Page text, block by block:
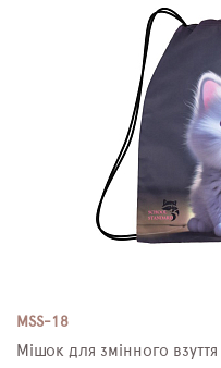
MSS-18
Мішок для змінного